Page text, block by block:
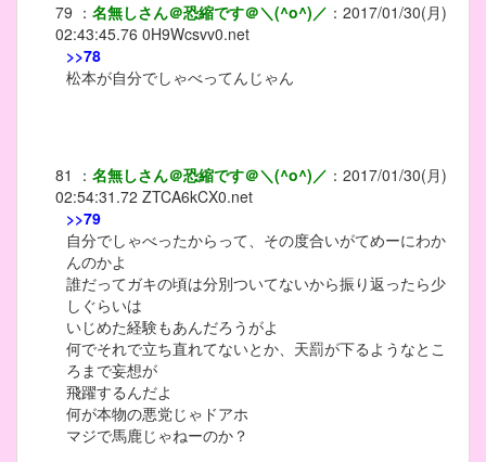
79 ： 名無しさん＠恐縮です＠＼(^o^)／ ： 2017/01/30(月)
02:43:45.76 0H9Wcsvv0.net
>>78
松本が自分でしゃべってんじゃん
81 ： 名無しさん＠恐縮です＠＼(^o^)／ ： 2017/01/30(月)
02:54:31.72 ZTCA6kCX0.net
>>79
自分でしゃべったからって、その度合いがてめーにわか
んのかよ
誰だってガキの頃は分別ついてないから振り返ったら少
しぐらいは
いじめた経験もあんだろうがよ
何でそれで立ち直れてないとか、天罰が下るようなとこ
ろまで妄想が
飛躍するんだよ
何が本物の悪党じゃドアホ
マジで馬鹿じゃねーのか？